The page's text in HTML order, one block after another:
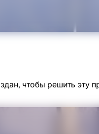
чтобы решить эту